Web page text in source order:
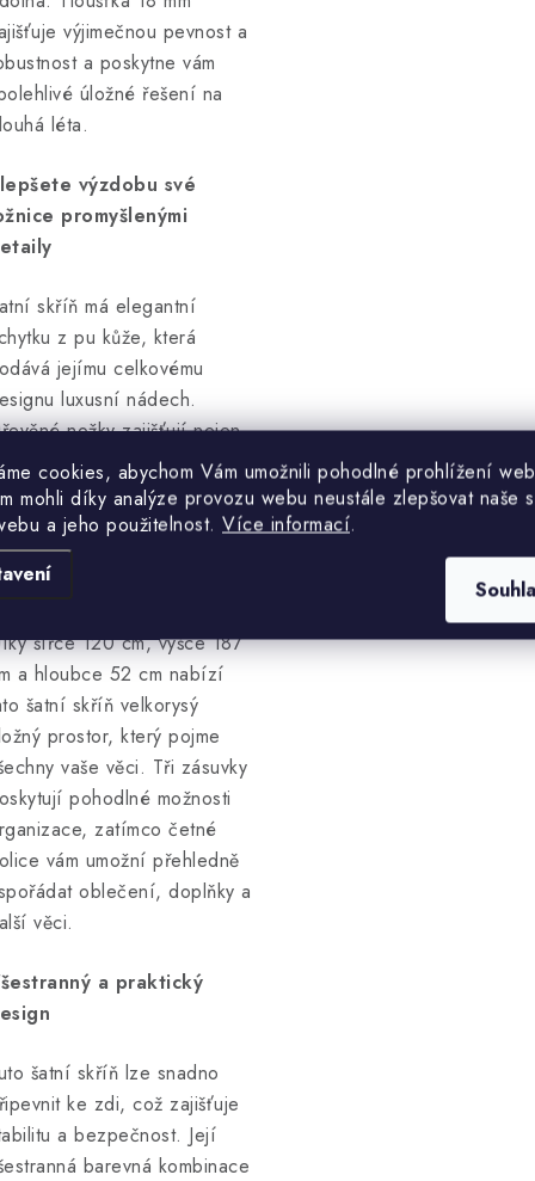
cookies, abychom Vám umožnili pohodlné prohlížení
mohli díky analýze provozu webu neustále zlepšovat naše
a jeho použitelnost. Více informací.
výjimečnou pevnost a
a poskytne vám
úložné řešení na
léta.
výzdobu své
promyšlenými
skříň má elegantní
z pu kůže, která
jejímu celkovému
luxusní nádech.
nožky zajišťují nejen
stabilitu, ale také přispívají k
estetice tohoto kusu.
úložného
pro vaše věci
šířce 120 cm, výšce 187
a hloubce 52 cm nabízí
šatní skříň velkorysý
prostor, který pojme
vaše věci. Tři zásuvky
pohodlné možnosti
zatímco četné
vám umožní přehledně
oblečení, doplňky a
věci.
a praktický
šatní skříň lze snadno
ke zdi, což zajišťuje
a bezpečnost. Její
barevná kombinace